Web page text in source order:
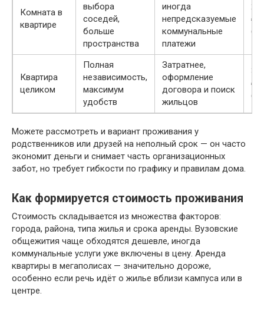
Комната в
квартире
выбора
соседей,
больше
пространства
иногда
непредсказуемые
коммунальные
платежи
₽/
Квартира
целиком
Полная
независимость,
максимум
удобств
Затратнее,
оформление
договора и поиск
жильцов
₽/
Можете рассмотреть и вариант проживания у
родственников или друзей на неполный срок — он часто
экономит деньги и снимает часть организационных
забот, но требует гибкости по графику и правилам дома.
Как формируется стоимость проживания
Стоимость складывается из множества факторов:
города, района, типа жилья и срока аренды. Вузовские
общежития чаще обходятся дешевле, иногда
коммунальные услуги уже включены в цену. Аренда
квартиры в мегаполисах — значительно дороже,
особенно если речь идёт о жилье вблизи кампуса или в
центре.